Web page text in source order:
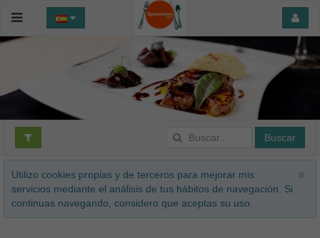
Buscar
Utilizo cookies propias y de terceros para mejorar mis
servicios mediante el análisis de tus hábitos de navegación. Si
continuas navegando, considero que aceptas su uso.